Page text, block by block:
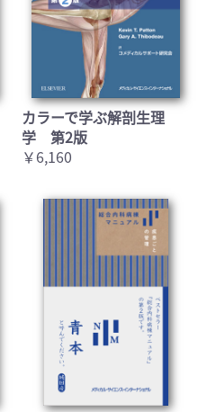
カートへ進む
カラーで学ぶ解剖生理
学 第2版
￥6,160